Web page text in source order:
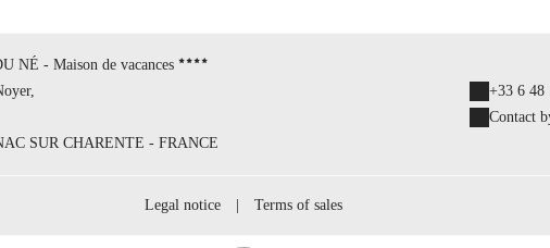
NÉ - Maison de vacances
SUR CHARENTE - FRANCE
+33 6 48
Contact
Legal notice Terms of sales